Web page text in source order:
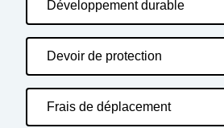
Développement durable
Devoir de protection
Frais de déplacement